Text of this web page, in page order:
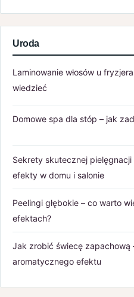
Uroda
Laminowanie włosów u
wiedzieć
Domowe spa dla stóp – jak
Sekrety skutecznej pielęgnacji
efekty w domu i salonie
Peelingi głębokie – co warto
efektach?
Jak zrobić świecę zapachową
aromatycznego efektu